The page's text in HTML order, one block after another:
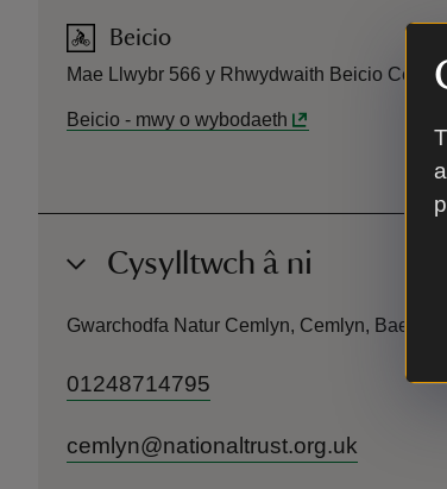
Beicio
Mae Llwybr 566 y Rhwydwaith Beicio
Beicio - mwy o wybodaeth
Cysylltwch â ni
Gwarchodfa Natur Cemlyn, Cemlyn, Bae
01248714795
cemlyn@nationaltrust.org.uk